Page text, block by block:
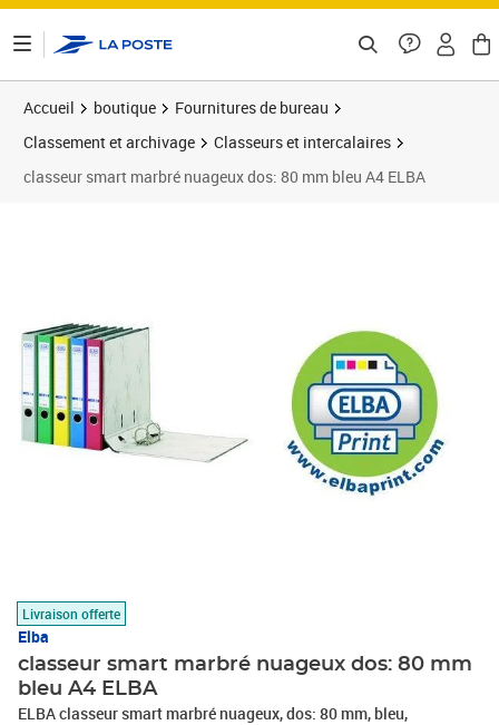
Accueil boutique
Fournitures de bureau
Classement et archivage
Classeurs et intercalaires
classeur smart marbré nuageux dos: 80 mm bleu A4 ELBA
Livraison offerte
Elba
classeur smart marbré nuageux dos: 80 mm
bleu A4 ELBA
ELBA classeur smart marbré nuageux, dos: 80 mm, bleu,